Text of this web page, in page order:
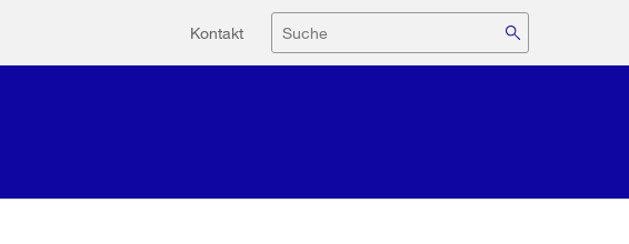
Hilfsnavigation
Kontakt Suche